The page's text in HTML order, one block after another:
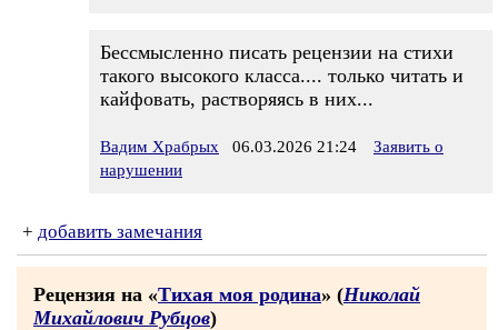
Бессмысленно писать рецензии на стихи
такого высокого класса.... только читать и
кайфовать, растворяясь в них...
Вадим Храбрых 06.03.2026 21:24
Заявить о
нарушении
+ добавить замечания
Рецензия на «Тихая моя родина» (Николай
Михайлович Рубцов)